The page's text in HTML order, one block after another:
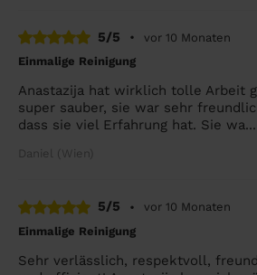
5/5 •
vor 10 Monaten
Einmalige Reinigung
Anastazija hat wirklich tolle Arbeit
super sauber, sie war sehr
dass sie viel Erfahrung hat. Sie wa...
Daniel (Wien)
5/5 •
vor 10 Monaten
Einmalige Reinigung
Sehr verlässlich, respektvoll,